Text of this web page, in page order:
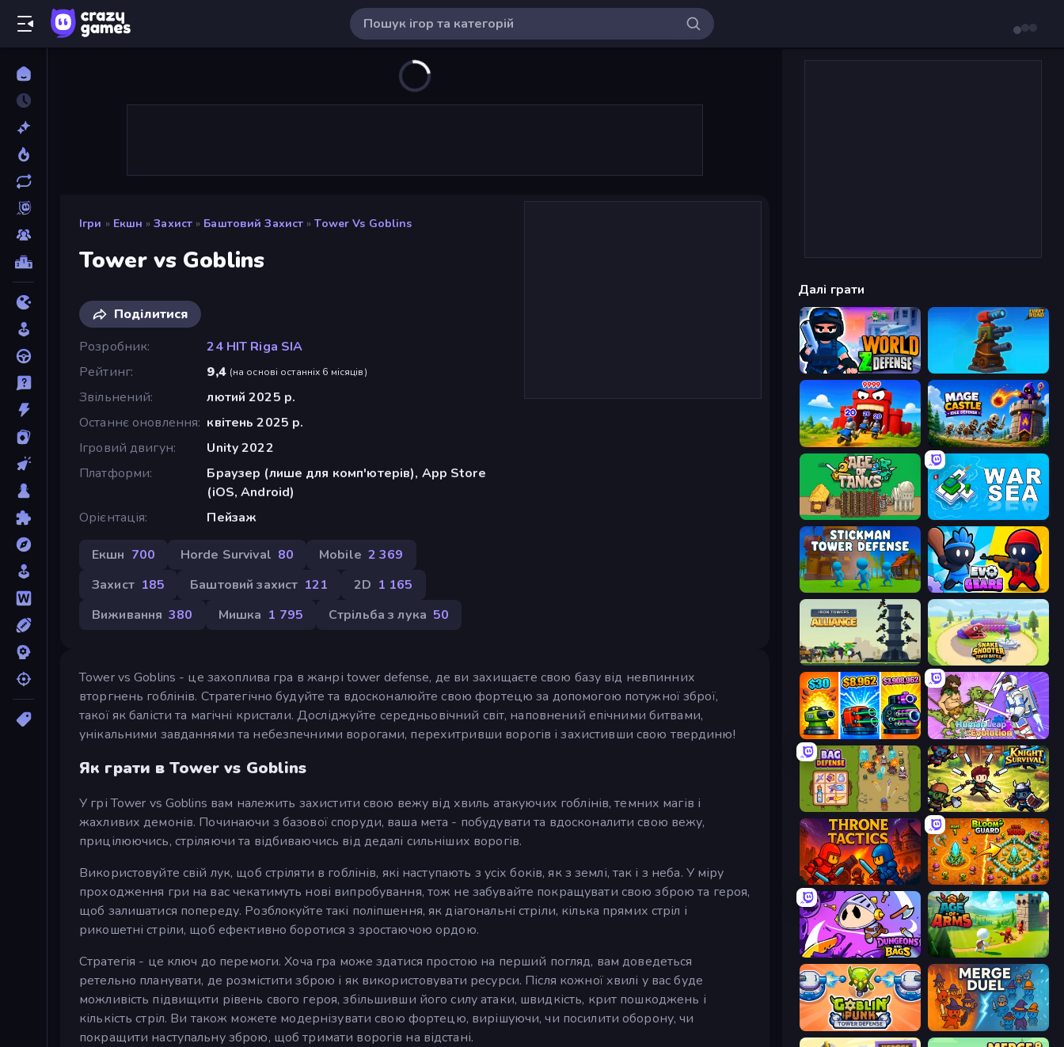
Ігри » Екшн » Захист » Баштовий Захист » Tower Vs Goblins
Tower vs Goblins
Поділитися
Розробник
24 HIT Riga SIA
Рейтинг
9,4 (на основі останніх 6 місяців)
Звільнений
лютий 2025 р.
Останнє оновлення квітень 2025 р.
Ігровий двигун
Unity 2022
Платформи
Браузер (лише для комп'ютерів), App Store
(iOS, Android)
Орієнтація
Пейзаж
Екшн 700 Horde Survival 80 Mobile 2 369
Захист 185 Баштовий захист 121 2D 1 165
Виживання 380 Мишка 1 795 Стрільба з лука 50
Tower vs Goblins - це захоплива гра в жанрі tower defense, де ви захищаєте свою базу від невпинних
вторгнень гоблінів. Стратегічно будуйте та вдосконалюйте свою фортецю за допомогою потужної зброї,
такої як балісти та магічні кристали. Досліджуйте середньовічний світ, наповнений епічними битвами,
унікальними завданнями та небезпечними ворогами, перехитривши ворогів і захистивши свою твердиню!
Як грати в Tower vs Goblins
У грі Tower vs Goblins вам належить захистити свою вежу від хвиль атакуючих гоблінів, темних магів і
жахливих демонів. Починаючи з базової споруди, ваша мета - побудувати та вдосконалити свою вежу,
прицілюючись, стріляючи та відбиваючись від дедалі сильніших ворогів.
Використовуйте свій лук, щоб стріляти в гоблінів, які наступають з усіх боків, як з землі, так і з неба. У міру
проходження гри на вас чекатимуть нові випробування, тож не забувайте покращувати свою зброю та героя,
щоб залишатися попереду. Розблокуйте такі поліпшення, як діагональні стріли, кілька прямих стріл і
рикошетні стріли, щоб ефективно боротися з зростаючою ордою.
Стратегія - це ключ до перемоги. Хоча гра може здатися простою на перший погляд, вам доведеться
ретельно планувати, де розмістити зброю і як використовувати ресурси. Після кожної хвилі у вас буде
можливість підвищити рівень свого героя, збільшивши його силу атаки, швидкість, крит пошкоджень і
кількість стріл. Ви також можете модернізувати свою фортецю, вирішуючи, чи посилити оборону, чи
покращити наступальну зброю, щоб тримати ворогів на відстані.
Далі грати
World Z Defense - Zombie Defense Furry Road
TimeWarriors Mage Castle Idle Defense
Age of Tanks Warriors: TD War War Sea
Evo Gears
Iron Towers Alliance Snake Shooter: Tower Battle
Pumpkin Defense: Merge Cannon Human Leap: Evolution
Bag Defense Knight Survival
Throne Tactics BloomGuard
Dungeons and Bags Age Of Arms
Goblin Punk Tower Defense MergeDuel.io